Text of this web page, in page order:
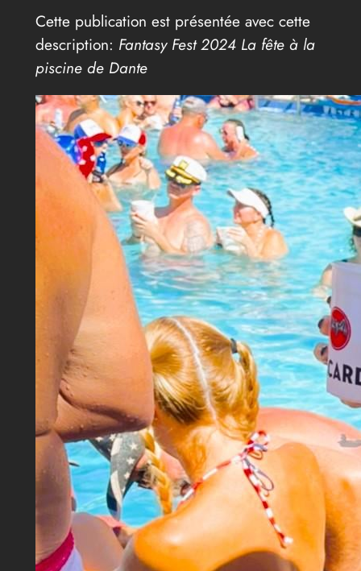
Cette publication est présentée avec cette
description: Fantasy Fest 2024 La fête à la
piscine de Dante